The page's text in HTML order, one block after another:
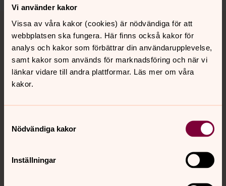
Vi använder kakor
Vissa av våra kakor (cookies) är nödvändiga för att
webbplatsen ska fungera. Här finns också kakor för
analys och kakor som förbättrar din användarupplevelse,
samt kakor som används för marknadsföring och när vi
länkar vidare till andra plattformar. Läs mer om våra
kakor.
Nödvändiga kakor
Inställningar
Kontakt
Kalender